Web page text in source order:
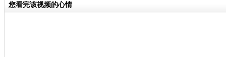
您看完该视频的心情